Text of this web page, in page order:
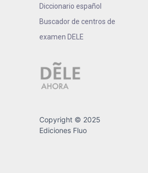
Diccionario español
Buscador de centros de
examen DELE
Copyright © 2025
Ediciones Fluo